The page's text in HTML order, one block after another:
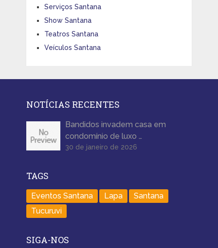
Serviços Santana
Show Santana
Teatros Santana
Veículos Santana
NOTÍCIAS RECENTES
Bandidos invadem casa em
condomínio de luxo …
30 de janeiro de 2026
TAGS
Eventos Santana Lapa
Santana
Tucuruvi
SIGA-NOS